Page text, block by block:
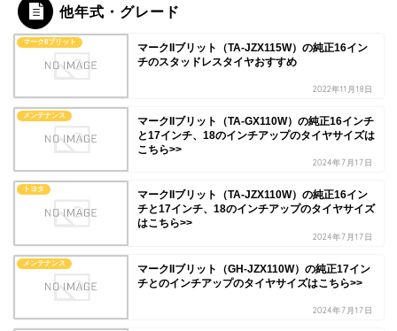
他年式・グレード
マークIIブリット
マークIIブリット（TA-JZX115W）の純正16イン
チのスタッドレスタイヤおすすめ
2022年11月18日
メンテナンス
マークIIブリット（TA-GX110W）の純正16インチ
と17インチ、18のインチアップのタイヤサイズは
こちら>>
2024年7月17日
トヨタ
マークIIブリット（TA-JZX110W）の純正16イン
チと17インチ、18のインチアップのタイヤサイズ
はこちら>>
2024年7月17日
メンテナンス
マークIIブリット（GH-JZX110W）の純正17イン
チとのインチアップのタイヤサイズはこちら>>
2024年7月17日